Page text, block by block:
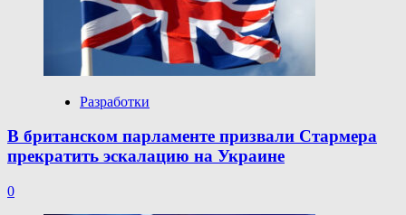
Разработки
В британском парламенте призвали Стармера
прекратить эскалацию на Украине
0